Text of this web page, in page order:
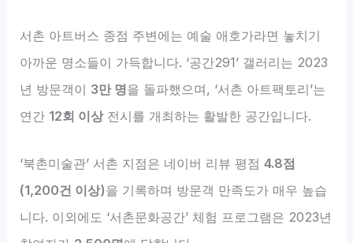
서촌 아트버스 종점 주변에는 예술 애호가라면 놓치기
아까운 명소들이 가득합니다. ‘공간291’ 갤러리는 2023
년 방문객이 3만 명을 돌파했으며, ‘서촌 아트팩토리’는
연간 12회 이상전시를 개최하는 활발한 공간입니다.
‘북촌미술관’ 서촌 지점은 네이버 리뷰 평점4.8점
(1,200건 이상)을 기록하며 방문객 만족도가 매우 높습
니다. 이외에도 ‘서촌문화공간’ 체험 프로그램은 2023년